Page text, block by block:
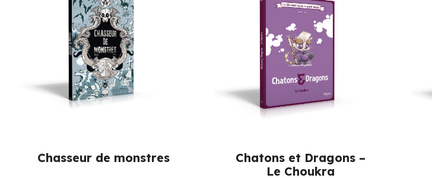
Chasseur de monstres
Chatons et Dragons –
Le Choukra